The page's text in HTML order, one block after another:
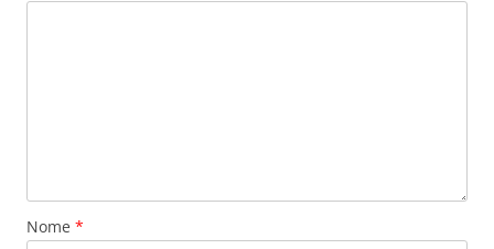
Nome *